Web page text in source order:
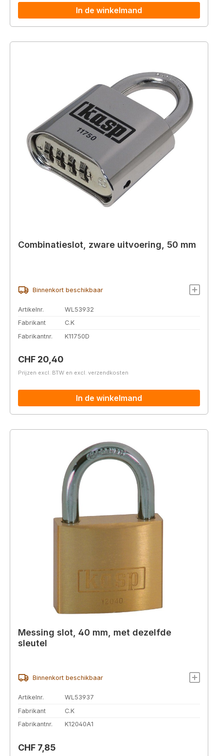
In de winkelmand
Combinatieslot, zware uitvoering, 50 mm
Binnenkort beschikbaar
Artikelnr.
WL53932
Fabrikant
C.K
Fabrikantnr.
K11750D
Normale prijs:
CHF 20,40
Prijzen excl. BTW en excl. verzendkosten
In de winkelmand
Messing slot, 40 mm, met dezelfde
sleutel
Binnenkort beschikbaar
Artikelnr.
WL53937
Fabrikant
C.K
Fabrikantnr.
K12040A1
Normale prijs:
CHF 7,85